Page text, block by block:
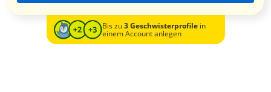
Bis zu3 Geschwisterprofilein
einem Account anlegen